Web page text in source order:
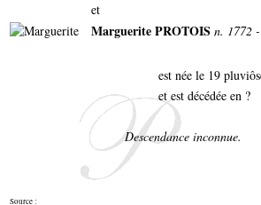
et
Marguerite PROTOIS n. 1772
est née le 19
et est décédée en ?
Descendance inconnue.
Source :